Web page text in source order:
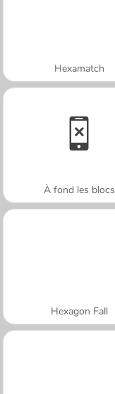
Hexamatch
À fond les blocs
Hexagon Fall